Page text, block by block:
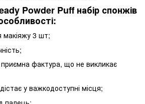
Powder Puff набір спонжів
макіяжу 3 шт;
фактура, що не викликає
у важкодоступні місця;